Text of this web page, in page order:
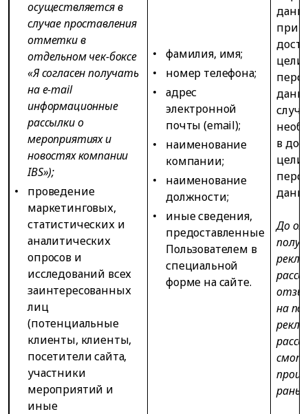
осуществляется в
случае проставления
отметки в
отдельном чек-боксе
«Я согласен получать
на e-mail
информационные
рассылки о
мероприятиях и
новостях компании
IBS»);
проведение
маркетинговых,
статистических и
аналитических
опросов и
исследований всех
заинтересованных
лиц
(потенциальные
клиенты, клиенты,
посетители сайта,
участники
мероприятий и
иные
фамилия, имя;
номер телефона;
адрес
электронной
почты (email);
наименование
компании;
наименование
должности;
иные сведения,
предоставленные
Пользователем в
специальной
форме на сайте.
при
цели
в
цели
До
на